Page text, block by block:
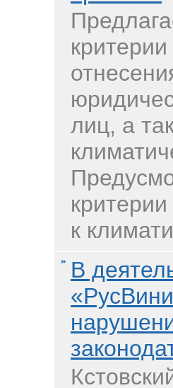
лиц, а
к
В